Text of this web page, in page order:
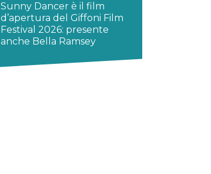
Sunny Dancer è il film
d’apertura del Giffoni Film
Festival 2026: presente
anche Bella Ramsey